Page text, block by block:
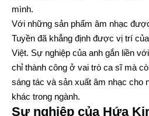
mình.
Với những sản phẩm âm nhạc
Tuyền đã khẳng định được vị trí
Việt. Sự nghiệp của anh gắn liền
chỉ thành công ở vai trò ca sĩ mà
sáng tác và sản xuất âm nhạc cho
khác trong ngành.
Sự nghiệp của Hứa